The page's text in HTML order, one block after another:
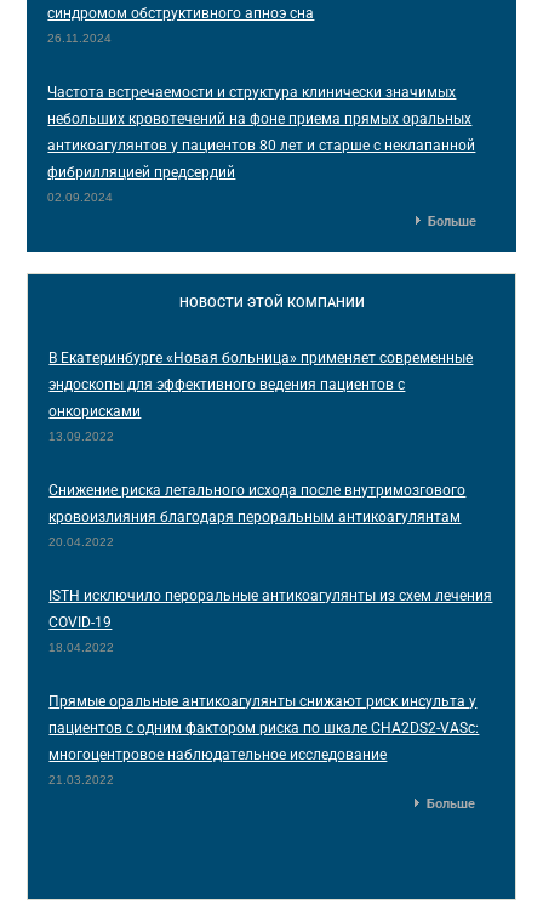
синдромом обструктивного апноэ сна
26.11.2024
Частота встречаемости и структура клинически значимых
небольших кровотечений на фоне приема прямых оральных
антикоагулянтов у пациентов 80 лет и старше с неклапанной
фибрилляцией предсердий
02.09.2024
Больше
НОВОСТИ ЭТОЙ КОМПАНИИ
В Екатеринбурге «Новая больница» применяет современные
эндоскопы для эффективного ведения пациентов с
онкорисками
13.09.2022
Снижение риска летального исхода после внутримозгового
кровоизлияния благодаря пероральным антикоагулянтам
20.04.2022
ISTH исключило пероральные антикоагулянты из схем лечения
COVID-19
18.04.2022
Прямые оральные антикоагулянты снижают риск инсульта у
пациентов с одним фактором риска по шкале CHA2DS2-VASc:
многоцентровое наблюдательное исследование
21.03.2022
Больше